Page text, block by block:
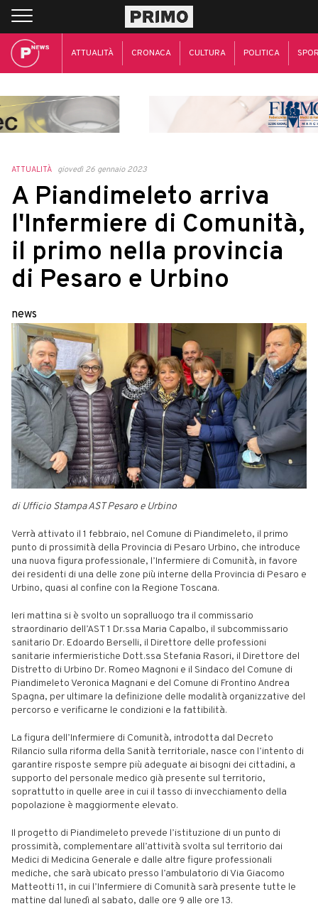
ATTUALITÀ CRONACA CULTURA POLITICA
ATTUALITÀ giovedì 26 gennaio 2023
A Piandimeleto arriva
l'Infermiere di Comunità,
il primo nella provincia
di Pesaro e Urbino
news
di Ufficio Stampa AST Pesaro e Urbino
Verrà attivato il 1 febbraio, nel Comune di Piandimeleto, il primo
punto di prossimità della Provincia di Pesaro Urbino, che introduce
una nuova figura professionale, l’Infermiere di Comunità, in favore
dei residenti di una delle zone più interne della Provincia di Pesaro e
Urbino, quasi al confine con la Regione Toscana.
Ieri mattina si è svolto un sopralluogo tra il commissario
straordinario dell’AST 1 Dr.ssa Maria Capalbo, il subcommissario
sanitario Dr. Edoardo Berselli, il Direttore delle professioni
sanitarie infermieristiche Dott.ssa Stefania Rasori, il Direttore del
Distretto di Urbino Dr. Romeo Magnoni e il Sindaco del Comune di
Piandimeleto Veronica Magnani e del Comune di Frontino Andrea
Spagna, per ultimare la definizione delle modalità organizzative del
percorso e verificarne le condizioni e la fattibilità.
La figura dell’Infermiere di Comunità, introdotta dal Decreto
Rilancio sulla riforma della Sanità territoriale, nasce con l’intento di
garantire risposte sempre più adeguate ai bisogni dei cittadini, a
supporto del personale medico già presente sul territorio,
soprattutto in quelle aree in cui il tasso di invecchiamento della
popolazione è maggiormente elevato.
Il progetto di Piandimeleto prevede l’istituzione di un punto di
prossimità, complementare all’attività svolta sul territorio dai
Medici di Medicina Generale e dalle altre figure professionali
mediche, che sarà ubicato presso l’ambulatorio di Via Giacomo
Matteotti 11, in cui l’Infermiere di Comunità sarà presente tutte le
mattine dal lunedì al sabato, dalle ore 9 alle ore 13.